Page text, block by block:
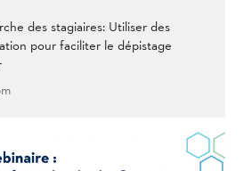
des stagiaires: Utiliser des
pour faciliter le dépistage